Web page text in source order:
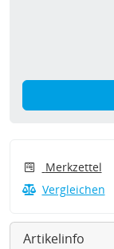
Merkzettel
Vergleichen
Artikelinfo